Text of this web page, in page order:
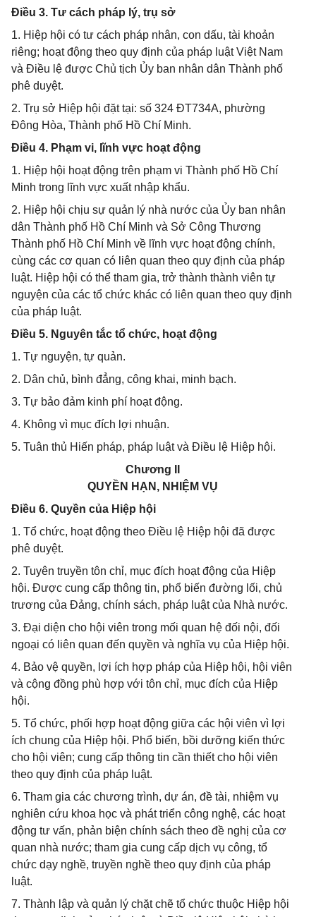
Điều 3. Tư cách pháp lý, trụ sở
1. Hiệp hội có tư cách pháp nhân, con dấu, tài khoản
riêng; hoạt động theo quy định của pháp luật Việt Nam
và Điều lệ được Chủ tịch Ủy ban nhân dân Thành phố
phê duyệt.
2. Trụ sở Hiệp hội đặt tại: số 324 ĐT734A, phường
Đông Hòa, Thành phố Hồ Chí Minh.
Điều 4. Phạm vi, lĩnh vực hoạt động
1. Hiệp hội hoạt động trên phạm vi Thành phố Hồ Chí
Minh trong lĩnh vực xuất nhập khẩu.
2. Hiệp hội chịu sự quản lý nhà nước của Ủy ban nhân
dân Thành phố Hồ Chí Minh và Sở Công Thương
Thành phố Hồ Chí Minh về lĩnh vực hoạt động chính,
cùng các cơ quan có liên quan theo quy định của pháp
luật. Hiệp hội có thể tham gia, trở thành thành viên tự
nguyện của các tổ chức khác có liên quan theo quy định
của pháp luật.
Điều 5. Nguyên tắc tổ chức, hoạt động
1. Tự nguyện, tự quản.
2. Dân chủ, bình đẳng, công khai, minh bạch.
3. Tự bảo đảm kinh phí hoạt động.
4. Không vì mục đích lợi nhuận.
5. Tuân thủ Hiến pháp, pháp luật và Điều lệ Hiệp hội.
Chương II
QUYỀN HẠN, NHIỆM VỤ
Điều 6. Quyền của Hiệp hội
1. Tổ chức, hoạt động theo Điều lệ Hiệp hội đã được
phê duyệt.
2. Tuyên truyền tôn chỉ, mục đích hoạt động của Hiệp
hội. Được cung cấp thông tin, phổ biến đường lối, chủ
trương của Đảng, chính sách, pháp luật của Nhà nước.
3. Đại diện cho hội viên trong mối quan hệ đối nội, đối
ngoại có liên quan đến quyền và nghĩa vụ của Hiệp hội.
4. Bảo vệ quyền, lợi ích hợp pháp của Hiệp hội, hội viên
và cộng đồng phù hợp với tôn chỉ, mục đích của Hiệp
hội.
5. Tổ chức, phối hợp hoạt động giữa các hội viên vì lợi
ích chung của Hiệp hội. Phổ biến, bồi dưỡng kiến thức
cho hội viên; cung cấp thông tin cần thiết cho hội viên
theo quy định của pháp luật.
6. Tham gia các chương trình, dự án, đề tài, nhiệm vụ
nghiên cứu khoa học và phát triển công nghệ, các hoạt
động tư vấn, phản biện chính sách theo đề nghị của cơ
quan nhà nước; tham gia cung cấp dịch vụ công, tổ
chức dạy nghề, truyền nghề theo quy định của pháp
luật.
7. Thành lập và quản lý chặt chẽ tổ chức thuộc Hiệp hội